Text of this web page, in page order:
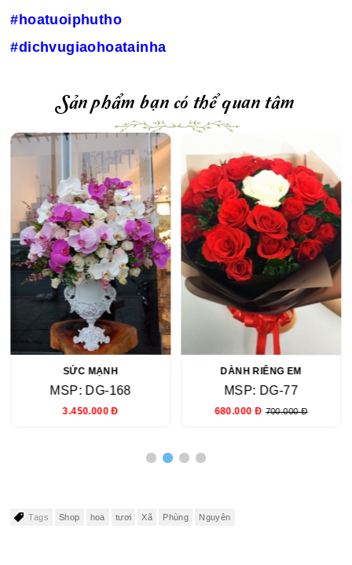
#hoatuoiphutho
#dichvugiaohoatainha
Sản phẩm bạn có thể quan tâm
SỨC MẠNH
MSP: DG-168
3.450.000 Đ
DÀNH RIÊNG EM
MSP: DG-77
680.000 Đ 700.000 Đ
Tags Shop hoa tươi Xã Phùng Nguyên